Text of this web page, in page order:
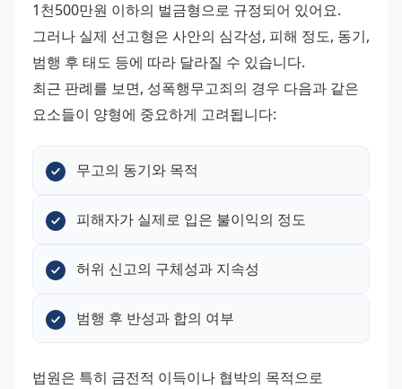
1천500만원 이하의 벌금형으로 규정되어 있어요.
그러나 실제 선고형은 사안의 심각성, 피해 정도, 동기,
범행 후 태도 등에 따라 달라질 수 있습니다.
최근 판례를 보면, 성폭행무고죄의 경우 다음과 같은
요소들이 양형에 중요하게 고려됩니다:
무고의 동기와 목적
피해자가 실제로 입은 불이익의 정도
허위 신고의 구체성과 지속성
범행 후 반성과 합의 여부
법원은 특히 금전적 이득이나 협박의 목적으로